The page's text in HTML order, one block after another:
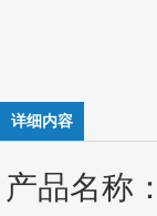
详细内容
产品名称